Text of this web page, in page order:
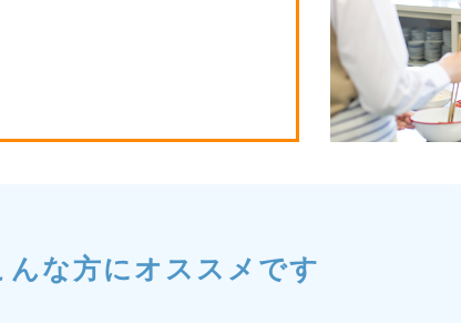
んな方にオススメです